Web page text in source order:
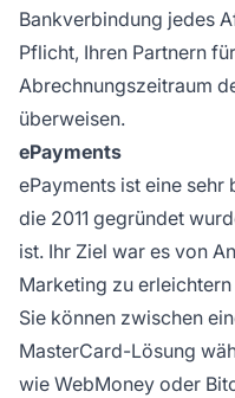
Bankverbindung jedes
Pflicht, Ihren Partnern
Abrechnungszeitraum
überweisen.
ePayments
ePayments ist eine
die 2011 gegründet
ist. Ihr Ziel war es von
Marketing zu
Sie können zwischen
MasterCard-Lösung
wie WebMoney oder